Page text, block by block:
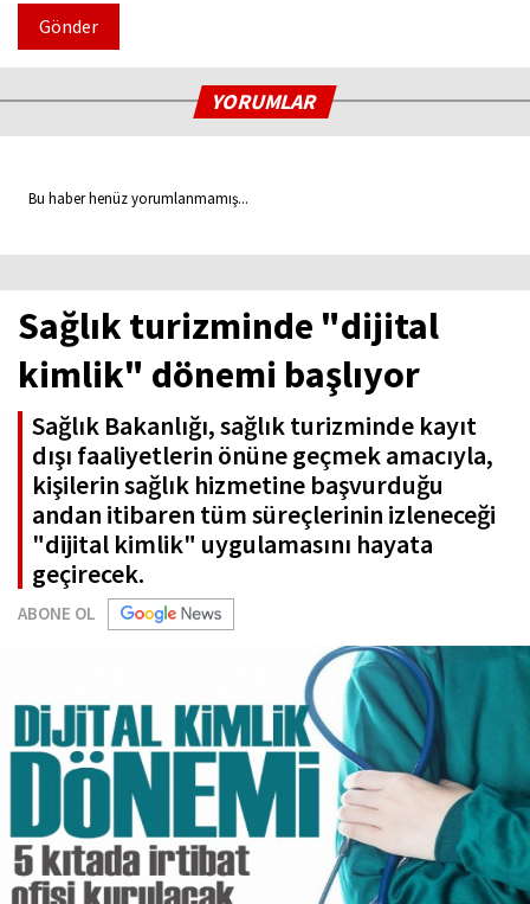
Gönder
YORUMLAR
Bu haber henüz yorumlanmamış...
Sağlık turizminde "dijital
kimlik" dönemi başlıyor
Sağlık Bakanlığı, sağlık turizminde kayıt
dışı faaliyetlerin önüne geçmek amacıyla,
kişilerin sağlık hizmetine başvurduğu
andan itibaren tüm süreçlerinin izleneceği
"dijital kimlik" uygulamasını hayata
geçirecek.
ABONE OL